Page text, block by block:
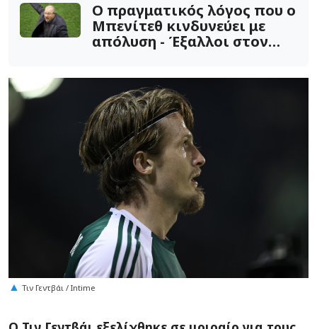
Ο πραγματικός λόγος που ο
Μπενίτεθ κινδυνεύει με
απόλυση - Έξαλλοι στον
Τιν Γεντβάι / Intime